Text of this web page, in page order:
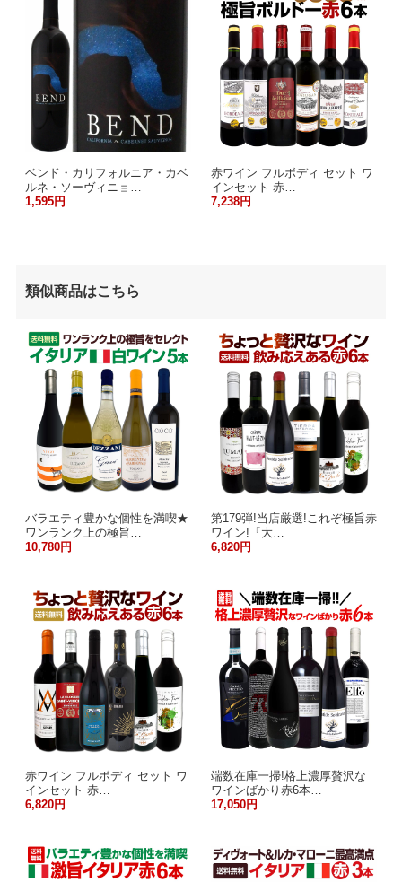
ベンド・カリフォルニア・カベ
ルネ・ソーヴィニョ…
1,595円
赤ワイン フルボディ セット ワ
インセット 赤…
7,238円
類似商品はこちら
バラエティ豊かな個性を満喫★
ワンランク上の極旨…
10,780円
第179弾!当店厳選!これぞ極旨赤
ワイン!『大…
6,820円
赤ワイン フルボディ セット ワ
インセット 赤…
6,820円
端数在庫一掃!格上濃厚贅沢な
ワインばかり赤6本…
17,050円